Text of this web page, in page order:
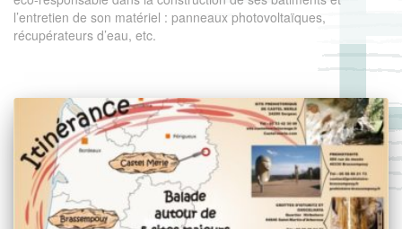
l’entretien de son matériel : panneaux photovoltaïques,
récupérateurs d’eau, etc.